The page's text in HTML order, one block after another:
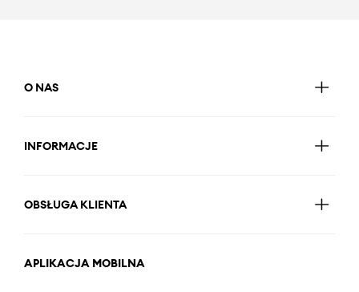
O NAS
INFORMACJE
OBSŁUGA KLIENTA
APLIKACJA MOBILNA